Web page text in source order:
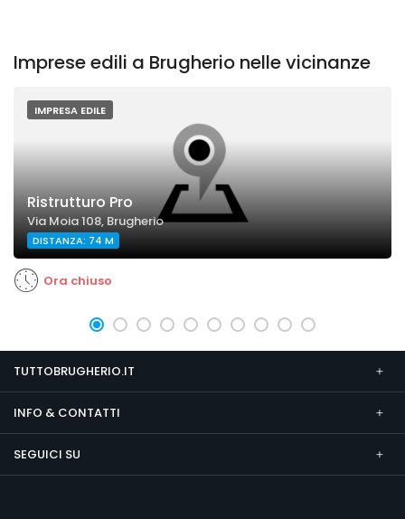
Imprese edili a Brugherio nelle vicinanze
IMPRESA EDILE
Ristrutturo Pro
Via Moia 108, Brugherio
DISTANZA: 74 M
Ora chiuso
TUTTOBRUGHERIO.IT
INFO & CONTATTI
SEGUICI SU